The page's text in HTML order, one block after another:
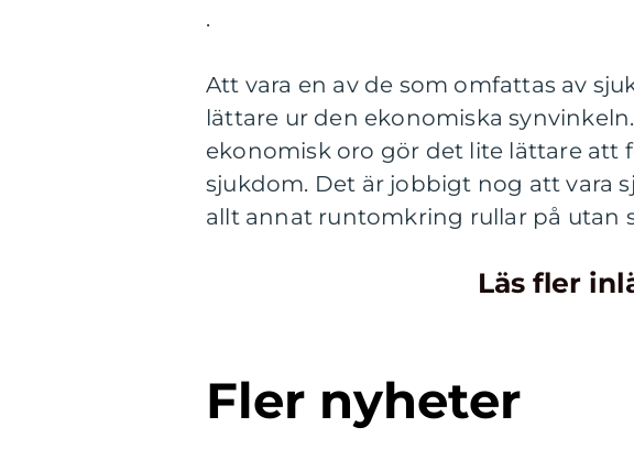
.
Att vara en av de som omfattas av
lättare ur den ekonomiska
ekonomisk oro gör det lite lättare att
sjukdom. Det är jobbigt nog att vara
allt annat runtomkring rullar på utan
Läs fler
Fler nyheter